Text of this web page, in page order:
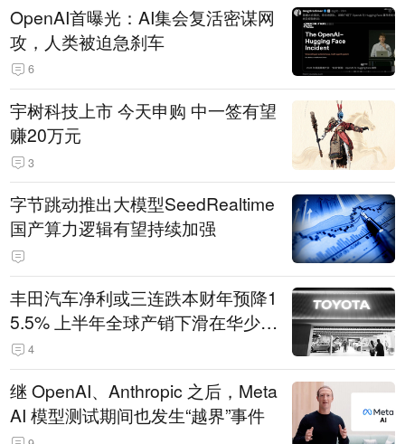
OpenAI首曝光：AI集会复活密谋网
攻，人类被迫急刹车
6
宇树科技上市 今天申购 中一签有望
赚20万元
3
字节跳动推出大模型SeedRealtime
国产算力逻辑有望持续加强
丰田汽车净利或三连跌本财年预降1
5.5% 上半年全球产销下滑在华少卖
14.3万辆
4
继 OpenAI、Anthropic 之后，Meta
AI 模型测试期间也发生“越界”事件